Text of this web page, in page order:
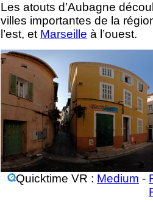
Les atouts d’Aubagne
villes importantes de la
l’est, et Marseille à l’ouest.
Quicktime VR : Medium -